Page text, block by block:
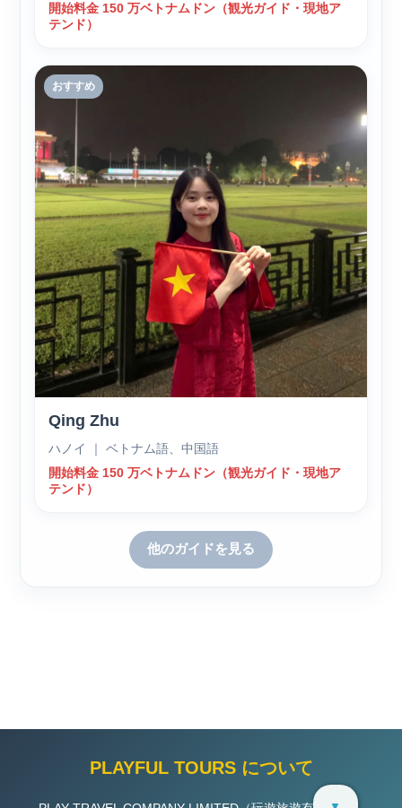
開始料金 150 万ベトナムドン（観光ガイド・現地ア
テンド）
おすすめ
Qing Zhu
ハノイ ｜ ベトナム語、中国語
開始料金 150 万ベトナムドン（観光ガイド・現地ア
テンド）
他のガイドを見る
PLAYFUL TOURS について